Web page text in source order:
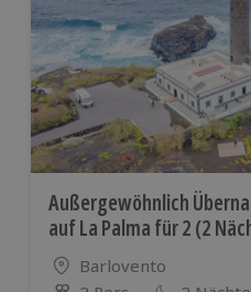
Außergewöhnlich
auf La Palma für 2 (2
Standort
Barlovento